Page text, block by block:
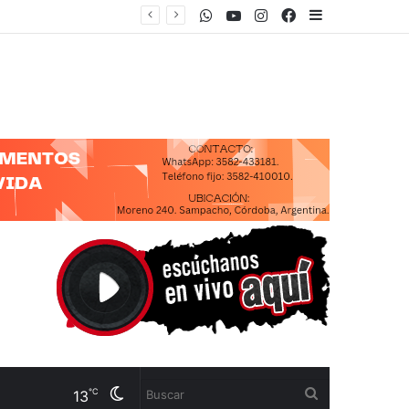
Facebook
Instagram
Youtube
WhatsApp
Cambiar
13℃